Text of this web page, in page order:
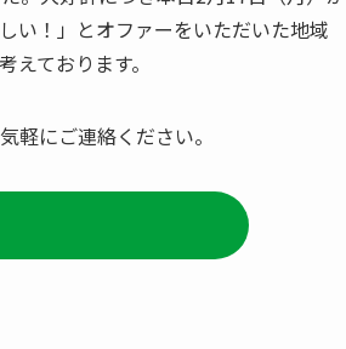
い！」とオファーをいただいた地域
ております。
軽にご連絡ください。